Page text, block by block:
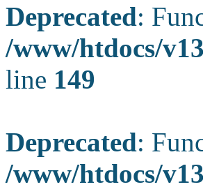
Deprecated:
/www/htdocs/
line 149
Deprecated:
/www/htdocs/